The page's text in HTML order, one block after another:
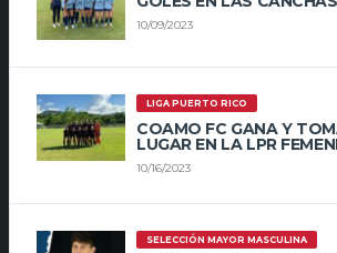
10/09/2023
LIGA PUERTO RICO
COAMO FC GANA Y
LUGAR EN LA LPR
10/16/2023
SELECCIÓN MAYOR MASCULINA